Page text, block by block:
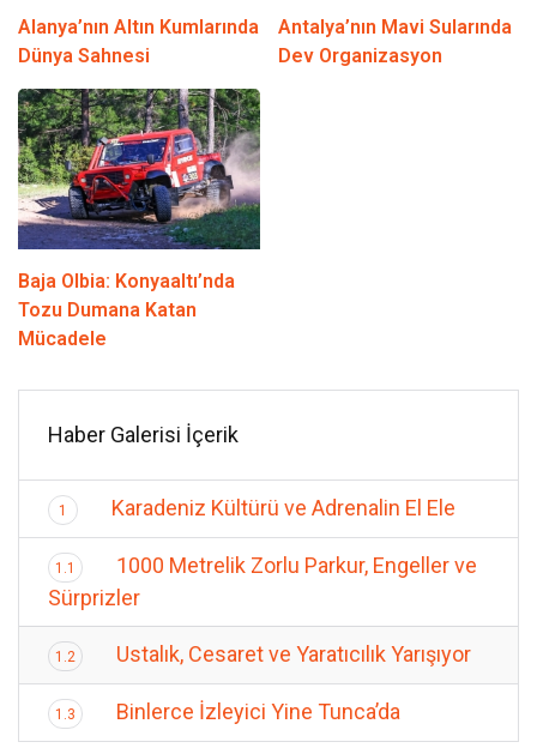
Alanya’nın Altın Kumlarında
Dünya Sahnesi
Antalya’nın Mavi Sularında
Dev Organizasyon
Baja Olbia: Konyaaltı’nda
Tozu Dumana Katan
Mücadele
Haber Galerisi İçerik
1 Karadeniz Kültürü ve Adrenalin El Ele
1.1
1000 Metrelik Zorlu Parkur, Engeller ve
Sürprizler
1.2 Ustalık, Cesaret ve Yaratıcılık Yarışıyor
1.3 Binlerce İzleyici Yine Tunca’da